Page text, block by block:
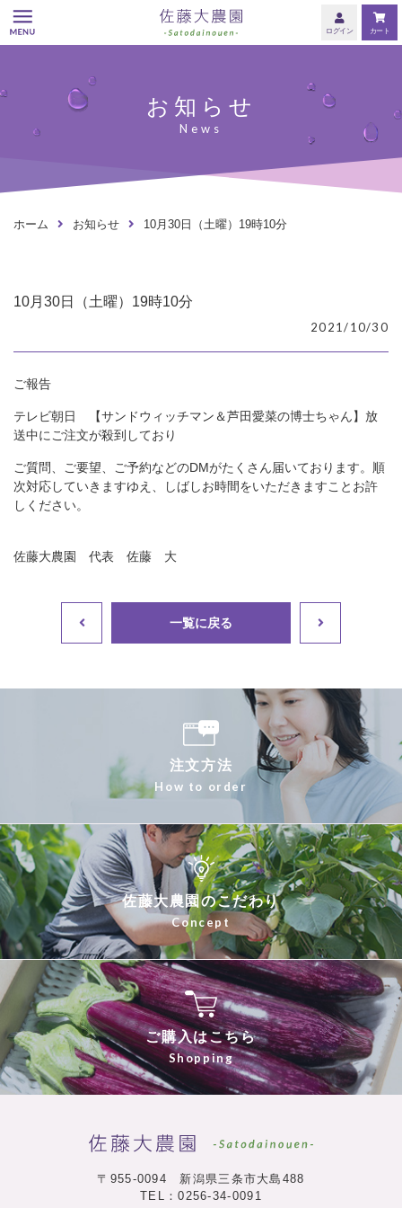
MENU
ログイン カート
お問い合わせ
注文方法
ご購入はこちら
お知らせ
ホーム お知らせ 10月30日（土曜）19時10分
10月30日（土曜）19時10分
2021/10/30
ご報告
テレビ朝日 【サンドウィッチマン＆芦田愛菜の博士ちゃん】放
送中にご注文が殺到しており
ご質問、ご要望、ご予約などのDMがたくさん届いております。順
次対応していきますゆえ、しばしお時間をいただきますことお許
しください。
佐藤大農園 代表 佐藤 大
一覧に戻る
注文方法
佐藤大農園のこだわり
ご購入はこちら
佐藤大農園
〒955-0094 新潟県三条市大島488
TEL：0256-34-0091